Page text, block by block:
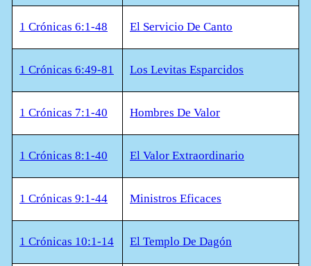
1 Crónicas 6:1-48 El Servicio De Canto
1 Crónicas 6:49-81 Los Levitas Esparcidos
1 Crónicas 7:1-40 Hombres De Valor
1 Crónicas 8:1-40 El Valor Extraordinario
1 Crónicas 9:1-44 Ministros Eficaces
1 Crónicas 10:1-14 El Templo De Dagón